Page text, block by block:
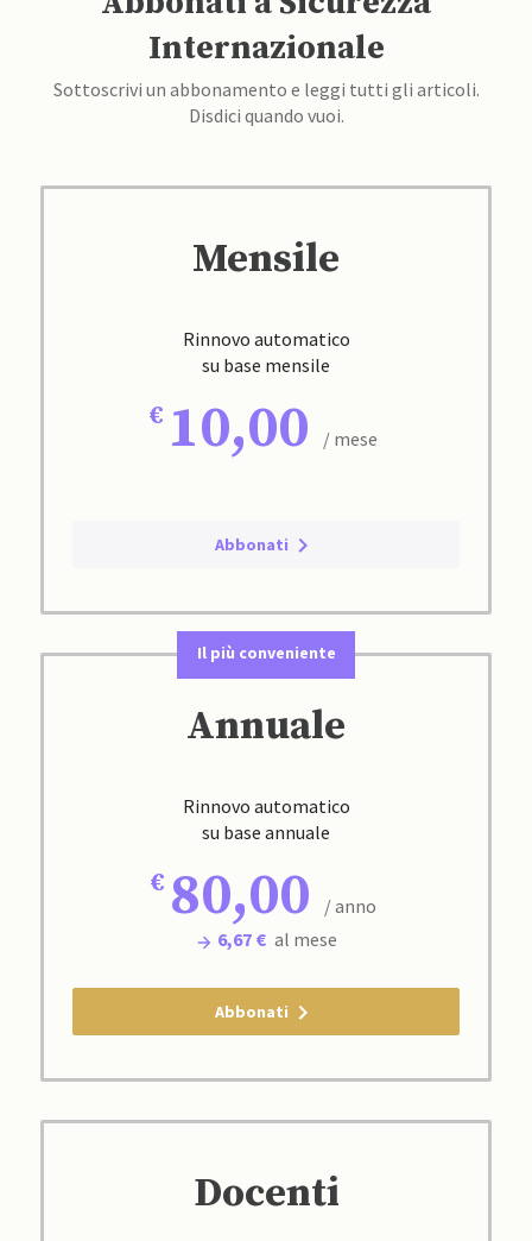
Internazionale
Sottoscrivi un abbonamento e leggi tutti gli articoli.
Disdici quando vuoi.
Mensile
Rinnovo automatico
su base mensile
10,00 / mese
Abbonati
Il più conveniente
Annuale
Rinnovo automatico
su base annuale
80,00
/ anno
6,67 € al mese
Abbonati
Docenti